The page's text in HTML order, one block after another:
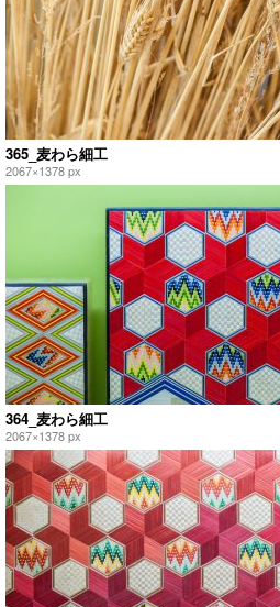
365_麦わら細工
2067×1378 px
364_麦わら細工
2067×1378 px